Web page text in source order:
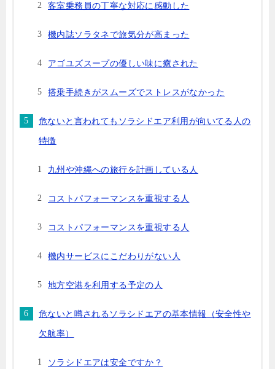
客室乗務員の丁寧な対応に感動した
機内誌ソラタネで旅気分が高まった
アゴユズスープの優しい味に癒された
搭乗手続きがスムーズでストレスがなかった
危ないと言われてもソラシドエア利用が向いてる人の
特徴
九州や沖縄への旅行を計画している人
コストパフォーマンスを重視する人
コストパフォーマンスを重視する人
機内サービスにこだわりがない人
地方空港を利用する予定の人
危ないと噂されるソラシドエアの基本情報（安全性や
欠航率）
ソラシドエアは安全ですか？